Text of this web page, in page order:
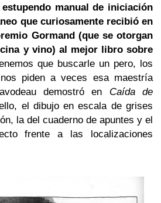
estupendo manual de iniciación
que curiosamente recibió en
Gormand (que se otorgan
y vino) al mejor libro sobre
que buscarle un pero, los
piden a veces esa maestría
demostró en Caída de
el dibujo en escala de grises
la del cuaderno de apuntes y el
frente a las localizaciones